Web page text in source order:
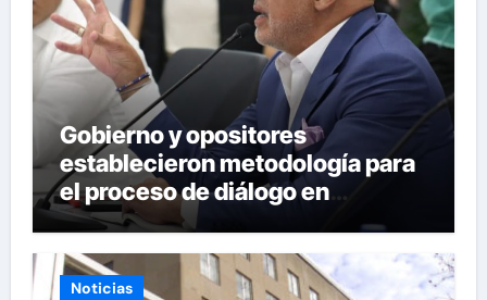
Gobierno y opositores
establecieron metodología para
el proceso de diálogo en
Venezuela
Noticias